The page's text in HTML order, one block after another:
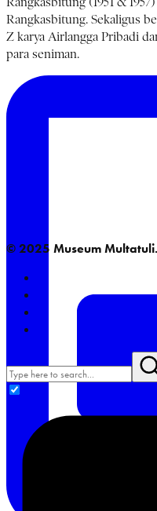
Rangkasbitung. Sekaligus
Z karya Airlangga Pribadi
para seniman.
© 2025 Museum